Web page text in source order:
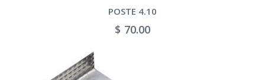
POSTE 4.10
$ 70.00